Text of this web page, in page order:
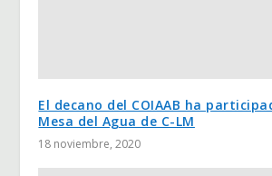
El decano del COIAAB ha
Mesa del Agua de C-LM
18 noviembre, 2020